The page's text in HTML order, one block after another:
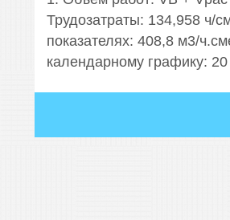
Трудозатраты: 134,958 ч/
показателях: 408,8 м3/
календарному графику: